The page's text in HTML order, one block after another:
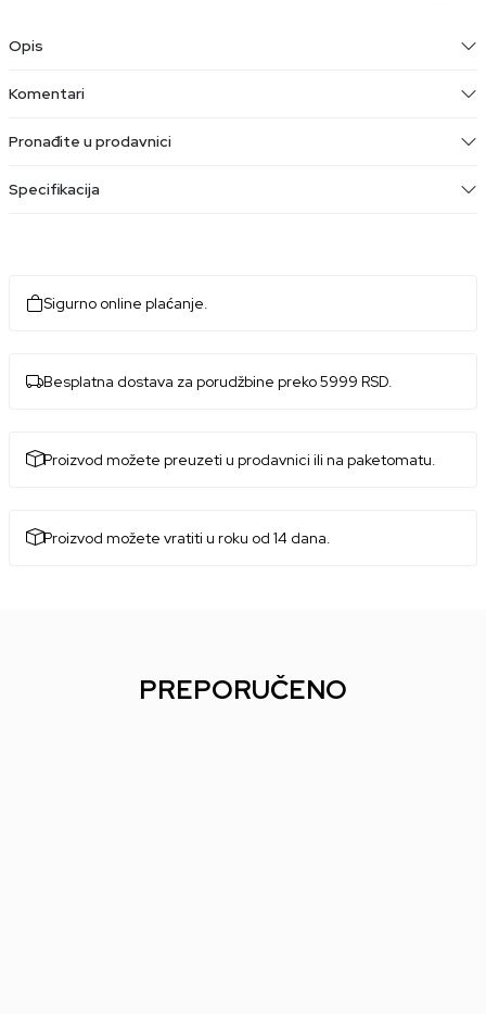
Opis
Komentari
Pronađite u prodavnici
Specifikacija
Sigurno online plaćanje.
Besplatna dostava za porudžbine preko 5999 RSD.
Proizvod možete preuzeti u prodavnici ili na paketomatu.
Proizvod možete vratiti u roku od 14 dana.
PREPORUČENO